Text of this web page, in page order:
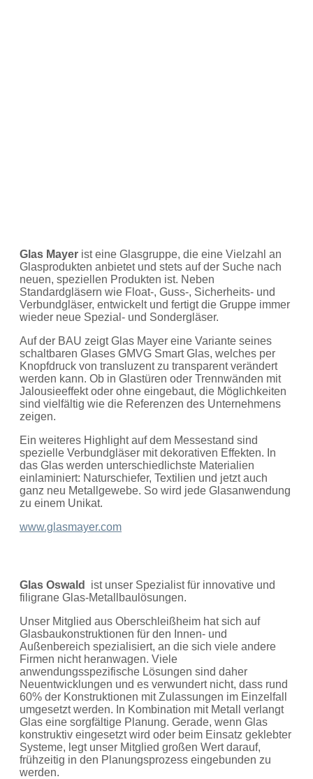
Glas Mayer ist eine Glasgruppe, die eine Vielzahl an
Glasprodukten anbietet und stets auf der Suche nach
neuen, speziellen Produkten ist. Neben
Standardgläsern wie Float-, Guss-, Sicherheits- und
Verbundgläser, entwickelt und fertigt die Gruppe immer
wieder neue Spezial- und Sondergläser.
Auf der BAU zeigt Glas Mayer eine Variante seines
schaltbaren Glases GMVG Smart Glas, welches per
Knopfdruck von transluzent zu transparent verändert
werden kann. Ob in Glastüren oder Trennwänden mit
Jalousieeffekt oder ohne eingebaut, die Möglichkeiten
sind vielfältig wie die Referenzen des Unternehmens
zeigen.
Ein weiteres Highlight auf dem Messestand sind
spezielle Verbundgläser mit dekorativen Effekten. In
das Glas werden unterschiedlichste Materialien
einlaminiert: Naturschiefer, Textilien und jetzt auch
ganz neu Metallgewebe. So wird jede Glasanwendung
zu einem Unikat.
www.glasmayer.com
Glas Oswald
ist unser Spezialist für innovative und
filigrane Glas-Metallbaulösungen.
Unser Mitglied aus Oberschleißheim hat sich auf
Glasbaukonstruktionen für den Innen- und
Außenbereich spezialisiert, an die sich viele andere
Firmen nicht heranwagen. Viele
anwendungsspezifische Lösungen sind daher
Neuentwicklungen und es verwundert nicht, dass rund
60% der Konstruktionen mit Zulassungen im Einzelfall
umgesetzt werden. In Kombination mit Metall verlangt
Glas eine sorgfältige Planung. Gerade, wenn Glas
konstruktiv eingesetzt wird oder beim Einsatz geklebter
Systeme, legt unser Mitglied großen Wert darauf,
frühzeitig in den Planungsprozess eingebunden zu
werden.